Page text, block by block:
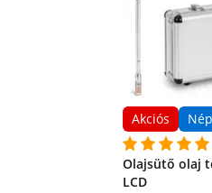
Akciós
Olajsütő olaj
LCD